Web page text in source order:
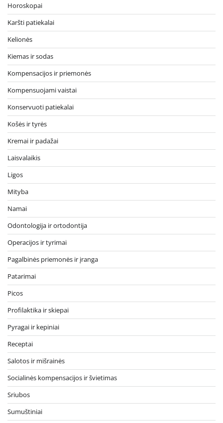
Horoskopai
Karšti patiekalai
Kelionės
Kiemas ir sodas
Kompensacijos ir priemonės
Kompensuojami vaistai
Konservuoti patiekalai
Košės ir tyrės
Kremai ir padažai
Laisvalaikis
Ligos
Mityba
Namai
Odontologija ir ortodontija
Operacijos ir tyrimai
Pagalbinės priemonės ir įranga
Patarimai
Picos
Profilaktika ir skiepai
Pyragai ir kepiniai
Receptai
Salotos ir mišrainės
Socialinės kompensacijos ir švietimas
Sriubos
Sumuštiniai